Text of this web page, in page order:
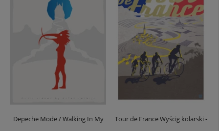
Depeche Mode / Walking In My
Tour de France Wyścig kolarski -